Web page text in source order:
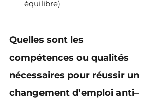
équilibre)
Quelles sont les
compétences ou qualités
nécessaires pour réussir un
changement d’emploi anti–